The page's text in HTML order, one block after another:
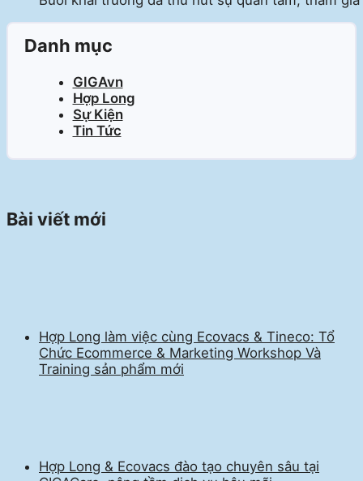
Danh mục
GIGAvn
Hợp Long
Sự Kiện
Tin Tức
Bài viết mới
Hợp Long làm việc cùng Ecovacs & Tineco: Tổ
Chức Ecommerce & Marketing Workshop Và
Training sản phẩm mới
Hợp Long & Ecovacs đào tạo chuyên sâu tại